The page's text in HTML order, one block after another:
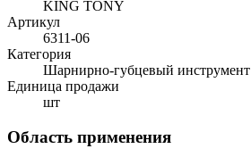
KING TONY
Артикул
6311-06
Категория
Шарнирно-губцевый инструмент
Единица продажи
шт
Область применения